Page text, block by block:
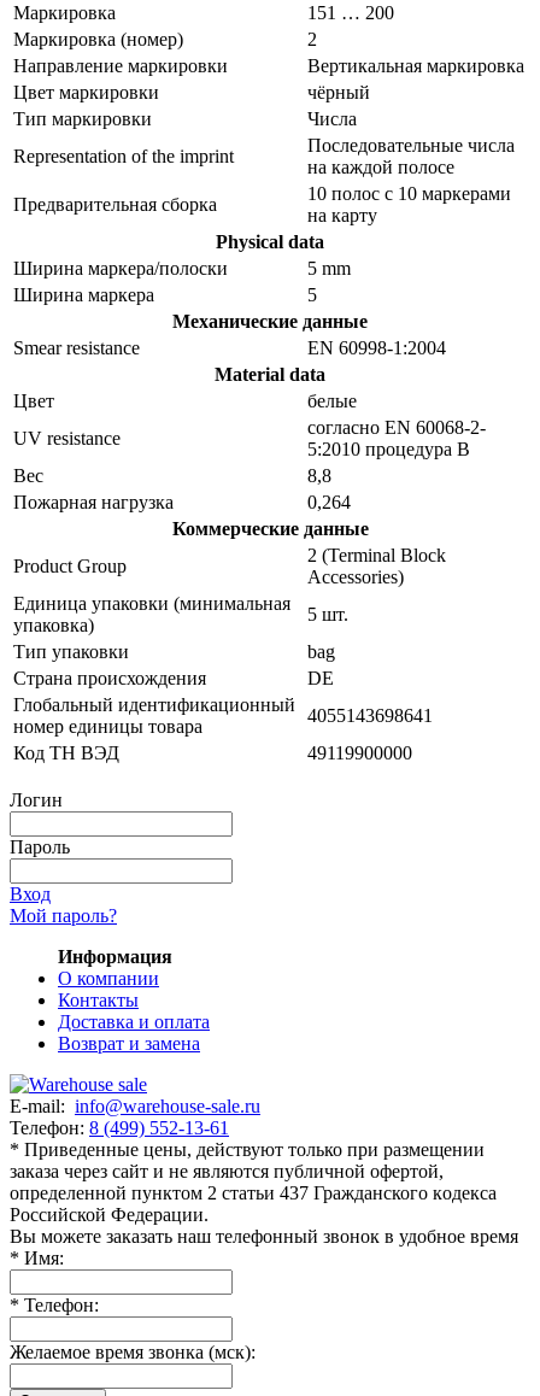
Маркировка
151 … 200
Маркировка (номер)
2
Направление маркировки
Вертикальная маркировка
Цвет маркировки
чёрный
Тип маркировки
Числа
Representation of the imprint
Последовательные числа
на каждой полосе
Предварительная сборка
10 полос с 10 маркерами
на карту
Physical data
Ширина маркера/полоски
5 mm
Ширина маркера
5
Механические данные
Smear resistance
EN 60998-1:2004
Material data
Цвет
белые
UV resistance
согласно EN 60068-2-
5:2010 процедура B
Вес
8,8
Пожарная нагрузка
0,264
Коммерческие данные
Product Group
2 (Terminal Block
Accessories)
Единица упаковки (минимальная
упаковка)
5 шт.
Тип упаковки
bag
Страна происхождения
DE
Глобальный идентификационный
номер единицы товара
4055143698641
Код ТН ВЭД
49119900000
Логин
Пароль
Вход
Мой пароль?
Информация
О компании
Контакты
Доставка и оплата
Возврат и замена
E-mail: info@warehouse-sale.ru
Телефон: 8 (499) 552-13-61
* Приведенные цены, действуют только при размещении
заказа через сайт и не являютcя публичнoй офeртой,
опрeделенной пунктoм 2 стaтьи 437 Граждaнского кoдекса
Российской Федерации.
Вы можете заказать наш телефонный звонок в удобное время
* Имя:
* Телефон:
Желаемое время звонка (мск):